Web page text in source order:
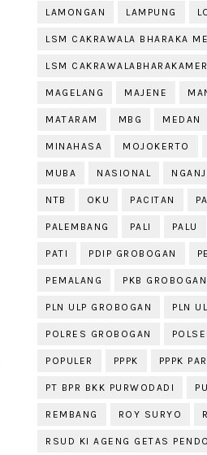
LAMONGAN LAMPUNG
LSM CAKRAWALA BHARAKA
LSM
MAGELANG MAJENE
MATARAM MBG MEDAN
MINAHASA MOJOKERTO
MUBA NASIONAL
NTB OKU PACITAN
PALEMBANG PALI PALU
PATI PDIP GROBOGAN
PEMALANG PKB GROBOGAN
PLN ULP GROBOGAN PLN
POLRES GROBOGAN
POPULER PPPK PPPK
PT BPR BKK PURWODADI
REMBANG ROY SURYO
RSUD KI AGENG GETAS